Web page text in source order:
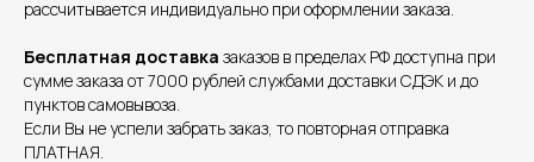
рассчитывается индивидуально при оформлении заказа.
Бесплатная доставка заказов в пределах РФ доступна при
сумме заказа от 7000 рублей службами доставки СДЭК и до
пунктов самовывоза.
Если Вы не успели забрать заказ, то повторная отправка
ПЛАТНАЯ.